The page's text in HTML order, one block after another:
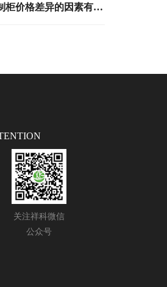
影响PLC控制柜价格差异的因素有哪些
关注祥科微信
公众号